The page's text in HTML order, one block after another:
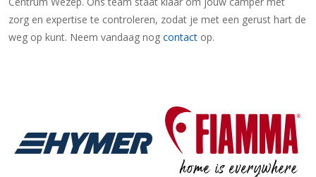
zorg en expertise te controleren, zodat je met een gerust hart de
weg op kunt. Neem vandaag nog contact op.